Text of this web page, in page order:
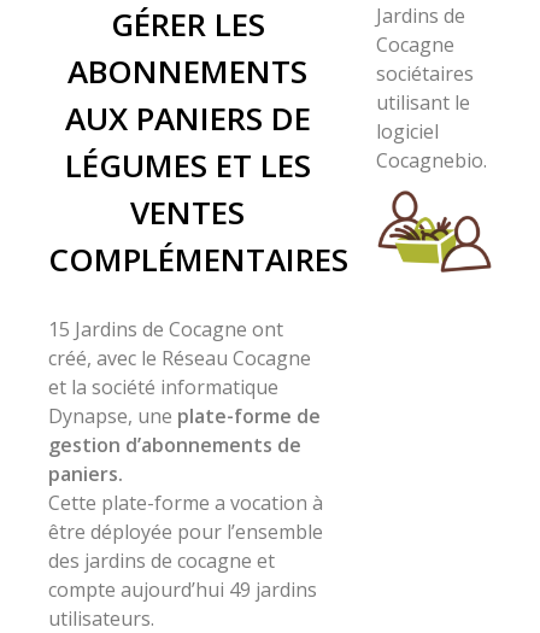
Jardins de
Cocagne
sociétaires
utilisant le
logiciel
Cocagnebio.
GÉRER LES
ABONNEMENTS
AUX PANIERS DE
LÉGUMES ET LES
VENTES
COMPLÉMENTAIRES
15 Jardins de Cocagne ont
créé, avec le Réseau Cocagne
et la société informatique
Dynapse, une plate-forme de
gestion d’abonnements de
paniers.
Cette plate-forme a vocation à
être déployée pour l’ensemble
des jardins de cocagne et
compte aujourd’hui 49 jardins
utilisateurs.